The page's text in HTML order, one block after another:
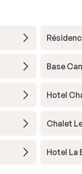
Base
Hotel
Chalet
Hotel La